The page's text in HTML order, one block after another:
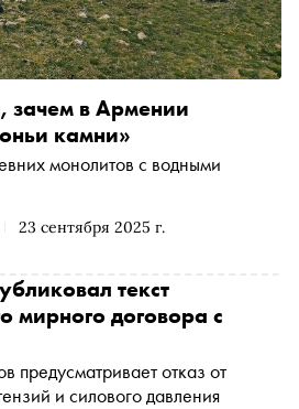
23 сентября 2025 г.
зачем в Армении
камни»
монолитов с водными
текст
мирного договора с
предусматривает отказ от
и силового давления